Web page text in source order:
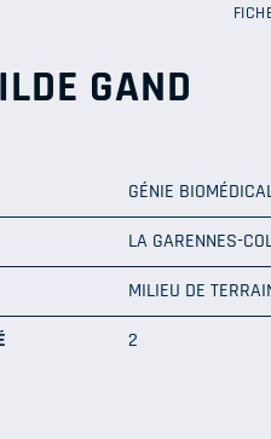
GAND
GÉNIE
LA GARENNES-
MILIEU DE
2